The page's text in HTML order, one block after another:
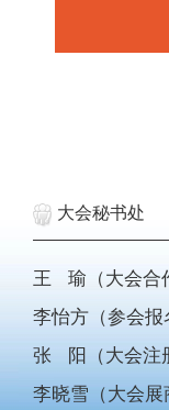
大会秘书处
王 瑜（大会合
李怡方（参会
张 阳（大会注
李晓雪（大会